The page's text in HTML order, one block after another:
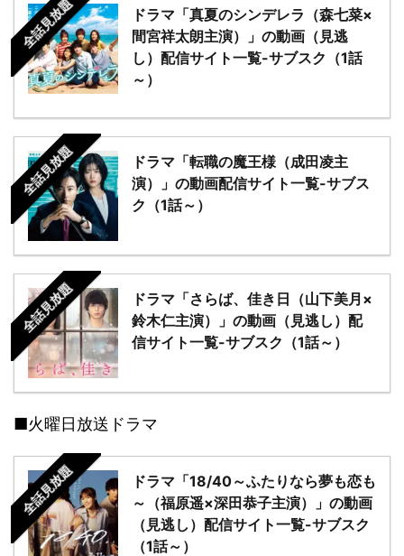
全話見放題
ドラマ「真夏のシンデレラ（森七菜×
間宮祥太朗主演）」の動画（見逃
し）配信サイト一覧-サブスク（1話
～）
全話見放題
ドラマ「転職の魔王様（成田凌主
演）」の動画配信サイト一覧-サブス
ク（1話～）
全話見放題
ドラマ「さらば、佳き日（山下美月×
鈴木仁主演）」の動画（見逃し）配
信サイト一覧-サブスク（1話～）
■火曜日放送ドラマ
全話見放題
ドラマ「18/40～ふたりなら夢も恋も
～（福原遥×深田恭子主演）」の動画
（見逃し）配信サイト一覧-サブスク
（1話～）